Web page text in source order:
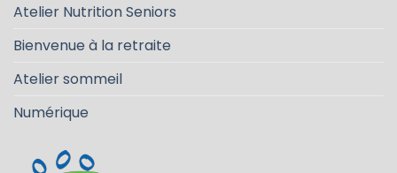
Atelier Nutrition Seniors
Bienvenue à la retraite
Atelier sommeil
Numérique